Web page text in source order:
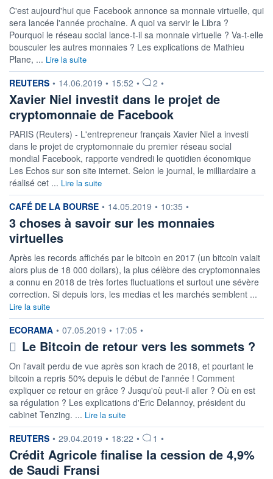
C'est aujourd'hui que Facebook annonce sa monnaie virtuelle, qui
sera lancée l'année prochaine. A quoi va servir le Libra ?
Pourquoi le réseau social lance-t-il sa monnaie virtuelle ? Va-t-elle
bousculer les autres monnaies ? Les explications de Mathieu
Plane, ... Lire la suite
information fournie par
REUTERS • 14.06.2019 • 15:52 • 2 •
Xavier Niel investit dans le projet de
cryptomonnaie de Facebook
PARIS (Reuters) - L'entrepreneur français Xavier Niel a investi
dans le projet de cryptomonnaie du premier réseau social
mondial Facebook, rapporte vendredi le quotidien économique
Les Echos sur son site internet. Selon le journal, le milliardaire a
réalisé cet ... Lire la suite
information fournie par
CAFÉ DE LA BOURSE • 14.05.2019 • 10:35 •
3 choses à savoir sur les monnaies
virtuelles
Après les records affichés par le bitcoin en 2017 (un bitcoin valait
alors plus de 18 000 dollars), la plus célèbre des cryptomonnaies
a connu en 2018 de très fortes fluctuations et surtout une sévère
correction. Si depuis lors, les medias et les marchés semblent ...
Lire la suite
information fournie par
ECORAMA • 07.05.2019 • 17:05 •
Le Bitcoin de retour vers les sommets ?
On l'avait perdu de vue après son krach de 2018, et pourtant le
bitcoin a repris 50% depuis le début de l'année ! Comment
expliquer ce retour en grâce ? Jusqu'où peut-il aller ? Où en est
sa régulation ? Les explications d'Eric Delannoy, président du
cabinet Tenzing. ... Lire la suite
information fournie par
REUTERS • 29.04.2019 • 18:22 • 1 •
Crédit Agricole finalise la cession de 4,9%
de Saudi Fransi